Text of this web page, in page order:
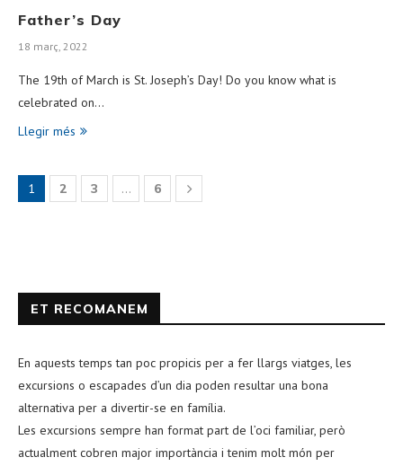
Father’s Day
18 març, 2022
The 19th of March is St. Joseph’s Day! Do you know what is
celebrated on…
Llegir més
1 2 3 … 6
ET RECOMANEM
En aquests temps tan poc propicis per a fer llargs viatges, les
excursions o escapades d’un dia poden resultar una bona
alternativa per a divertir-se en família.
Les excursions sempre han format part de l’oci familiar, però
actualment cobren major importància i tenim molt món per